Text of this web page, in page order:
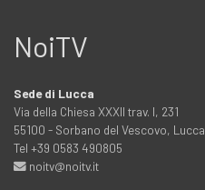
NoiTV
Sede di Lucca
Via della Chiesa XXXII trav. I, 231
55100 - Sorbano del Vescovo, Lucca
Tel +39 0583 490805
noitv@noitv.it